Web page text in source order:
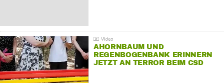
AHORNBAUM UND
REGENBOGENBANK ERINNERN
JETZT AN TERROR BEIM CSD